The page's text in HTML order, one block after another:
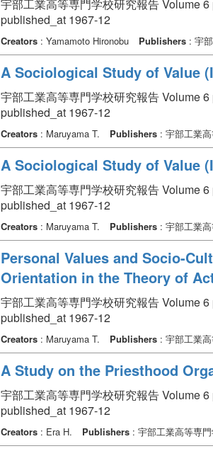
宇部工業高等専門学校研究報告 Volume 6
published_at 1967-12
Creators: Yamamoto Hironobu Publishers: 宇部
A Sociological Study of Value
宇部工業高等専門学校研究報告 Volume 6
published_at 1967-12
Creators: Maruyama T. Publishers: 宇部工業高
A Sociological Study of Value
宇部工業高等専門学校研究報告 Volume 6
published_at 1967-12
Creators: Maruyama T. Publishers: 宇部工業高
Personal Values and Socio-
Orientation in the Theory of
宇部工業高等専門学校研究報告 Volume 6
published_at 1967-12
Creators: Maruyama T. Publishers: 宇部工業高
A Study on the Priesthood
宇部工業高等専門学校研究報告 Volume 6
published_at 1967-12
Creators: Era H. Publishers: 宇部工業高等専